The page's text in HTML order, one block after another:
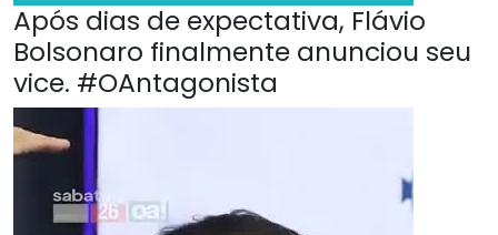
Após dias de expectativa, Flávio
Bolsonaro finalmente anunciou seu
vice. #OAntagonista